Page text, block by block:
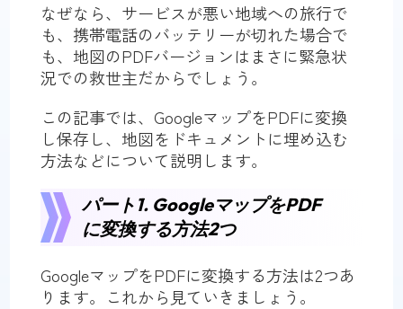
なぜなら、サービスが悪い地域への旅行で
も、携帯電話のバッテリーが切れた場合で
も、地図のPDFバージョンはまさに緊急状
況での救世主だからでしょう。
この記事では、GoogleマップをPDFに変換
し保存し、地図をドキュメントに埋め込む
方法などについて説明します。
パート1. GoogleマップをPDF
に変換する方法2つ
GoogleマップをPDFに変換する方法は2つあ
ります。これから見ていきましょう。